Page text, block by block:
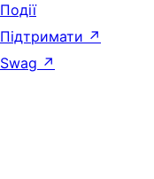
Події
Підтримати ↗
Swag ↗